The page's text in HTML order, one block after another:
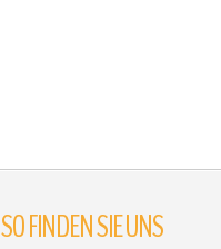
SOFINDENSIEUNS